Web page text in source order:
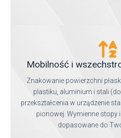
Mobilność i
Znakowanie powierzchni
plastiku, aluminium i stali
przekształcenia w urządzenie
pionowej. Wymienne stopy
dopasowane do